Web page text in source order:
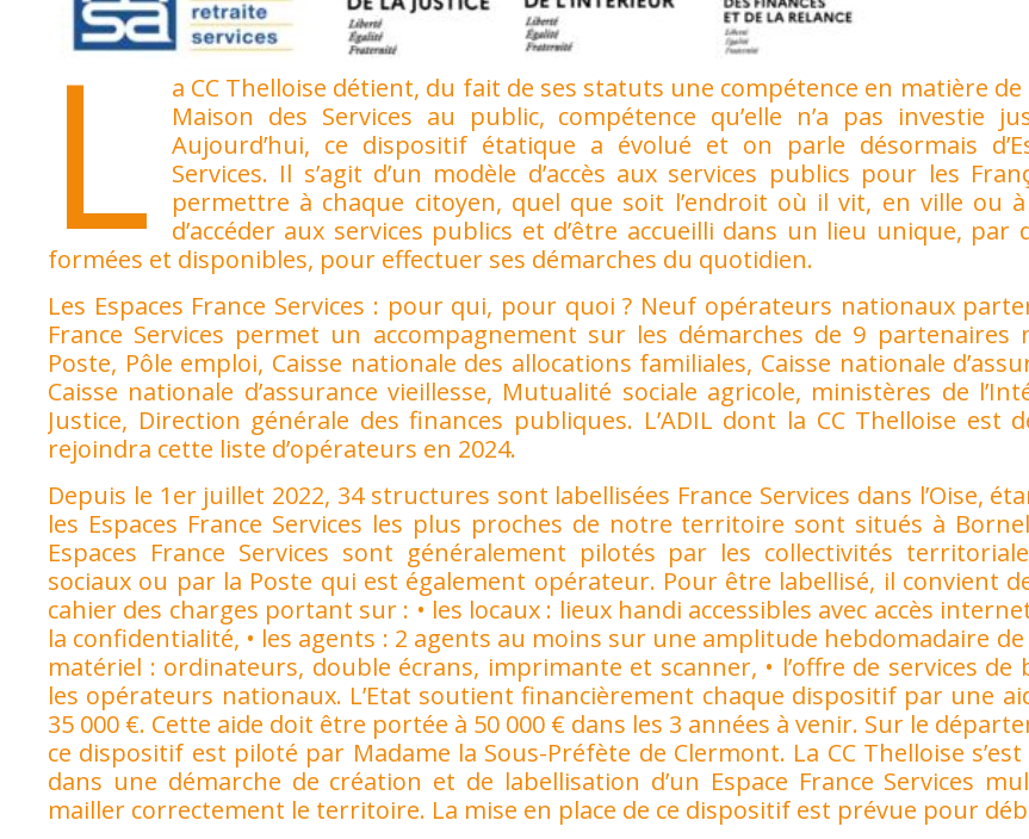
L
a CC Thelloise détient, du fait de ses statuts une compétence en matière de
Maison des Services au public, compétence qu’elle n’a pas investie
Aujourd’hui, ce dispositif étatique a évolué et on parle désormais
Services. Il s’agit d’un modèle d’accès aux services publics pour les
permettre à chaque citoyen, quel que soit l’endroit où il vit, en ville ou
d’accéder aux services publics et d’être accueilli dans un lieu unique, par
formées et disponibles, pour effectuer ses démarches du quotidien.
Les Espaces France Services : pour qui, pour quoi ? Neuf opérateurs nationaux
France Services permet un accompagnement sur les démarches de 9 partenaires
Poste, Pôle emploi, Caisse nationale des allocations familiales, Caisse nationale
Caisse nationale d’assurance vieillesse, Mutualité sociale agricole, ministères de
Justice, Direction générale des finances publiques. L’ADIL dont la CC Thelloise est
rejoindra cette liste d’opérateurs en 2024.
Depuis le 1er juillet 2022, 34 structures sont labellisées France Services dans l’Oise,
les Espaces France Services les plus proches de notre territoire sont situés à
Espaces France Services sont généralement pilotés par les collectivités
sociaux ou par la Poste qui est également opérateur. Pour être labellisé, il convient
cahier des charges portant sur : • les locaux : lieux handi accessibles avec accès
la confidentialité, • les agents : 2 agents au moins sur une amplitude hebdomadaire de
matériel : ordinateurs, double écrans, imprimante et scanner, • l’offre de services de
les opérateurs nationaux. L’Etat soutient financièrement chaque dispositif par une
35 000 €. Cette aide doit être portée à 50 000 € dans les 3 années à venir. Sur le
ce dispositif est piloté par Madame la Sous-Préfète de Clermont. La CC Thelloise
dans une démarche de création et de labellisation d’un Espace France Services
mailler correctement le territoire. La mise en place de ce dispositif est prévue pour